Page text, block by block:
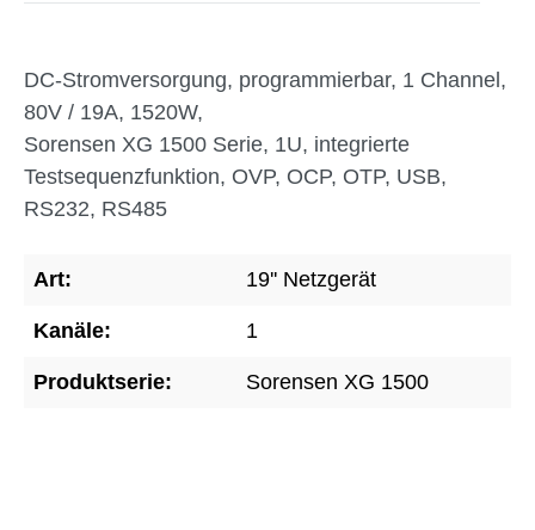
DC-Stromversorgung, programmierbar, 1 Channel,
80V / 19A, 1520W,
Sorensen XG 1500 Serie, 1U, integrierte
Testsequenzfunktion, OVP, OCP, OTP, USB,
RS232, RS485
Art: 19'' Netzgerät
Kanäle: 1
Produktserie: Sorensen XG 1500